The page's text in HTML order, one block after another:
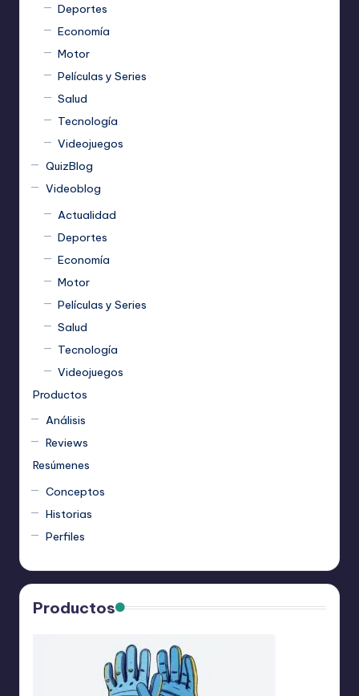
Deportes
Economía
Motor
Películas y Series
Salud
Tecnología
Videojuegos
QuizBlog
Videoblog
Actualidad
Deportes
Economía
Motor
Películas y Series
Salud
Tecnología
Videojuegos
Productos
Análisis
Reviews
Resúmenes
Conceptos
Historias
Perfiles
Productos